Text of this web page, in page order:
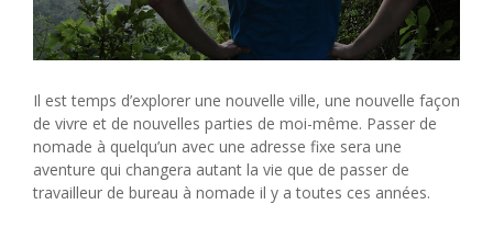
Il est temps d’explorer une nouvelle ville, une nouvelle façon
de vivre et de nouvelles parties de moi-même. Passer de
nomade à quelqu’un avec une adresse fixe sera une
aventure qui changera autant la vie que de passer de
travailleur de bureau à nomade il y a toutes ces années.